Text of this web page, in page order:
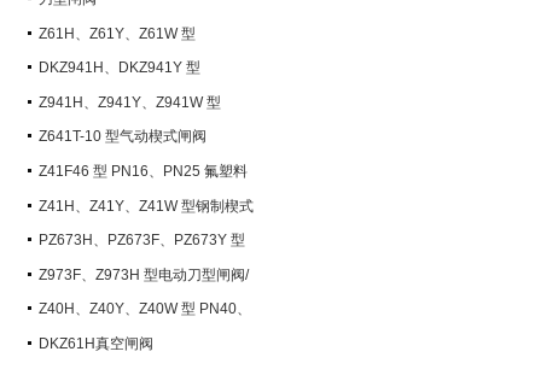
Z61H、Z61Y、Z61W 型
PN100~PN160 承插焊楔式闸阀
DKZ941H、DKZ941Y 型
PN10~PN100 钢制真空闸阀
Z941H、Z941Y、Z941W 型
PN100~PN200 钢制电动楔式闸阀
Z641T-10 型气动楔式闸阀
Z41F46 型 PN16、PN25 氟塑料
衬里楔式闸阀
Z41H、Z41Y、Z41W 型钢制楔式
闸阀PZ673H、PZ673F、PZ673Y 型
气动刀型闸阀/刀闸阀
Z973F、Z973H 型电动刀型闸阀/
刀闸阀
Z40H、Z40Y、Z40W 型 PN40、
PN63 钢制楔式闸阀
DKZ61H真空闸阀